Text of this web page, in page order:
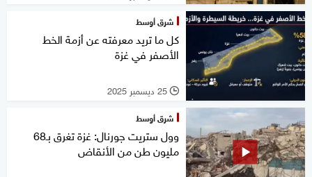
شرق أوسط
كل ما تريد معرفته عن أزمة الخط
الأصفر في غزة
l 25 ديسمبر 2025
شرق أوسط
وول ستريت جورنال: غزة تغرق بـ68
مليون طن من الأنقاض